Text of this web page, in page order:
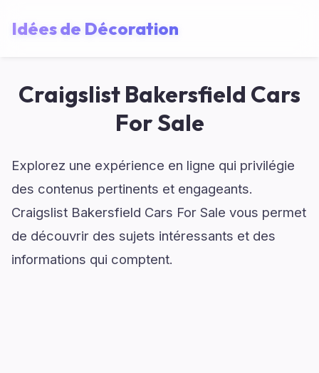
Idées de Décoration
Craigslist Bakersfield Cars
For Sale
Explorez une expérience en ligne qui privilégie
des contenus pertinents et engageants.
Craigslist Bakersfield Cars For Sale vous permet
de découvrir des sujets intéressants et des
informations qui comptent.